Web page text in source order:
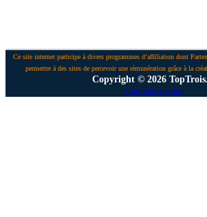
Ce site internet participe à divers programmes d’affiliation dont
permettre à des sites de percevoir une rémunération grâce à la
Copyright © 2026
Contactez-nous